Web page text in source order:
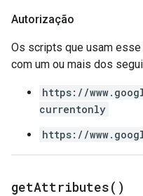
Autorização
Os scripts que usam
com um ou mais dos
https://
currentonly
https://
getAttributes( )